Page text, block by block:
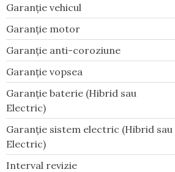
Garanție vehicul
Garanție motor
Garanție anti-coroziune
Garanție vopsea
Garanție baterie (Hibrid sau
Electric)
Garanție sistem electric (Hibrid sau
Electric)
Interval revizie